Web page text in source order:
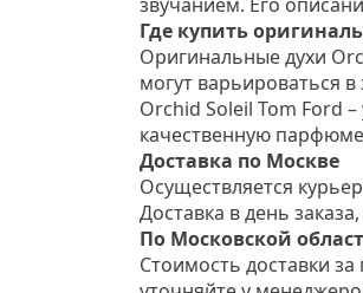
Где купить
Оригинальные духи
могут варьироваться
Orchid Soleil Tom Ford
качественную
Доставка по Москве
Осуществляется
Доставка в день
По Московской
Стоимость доставки